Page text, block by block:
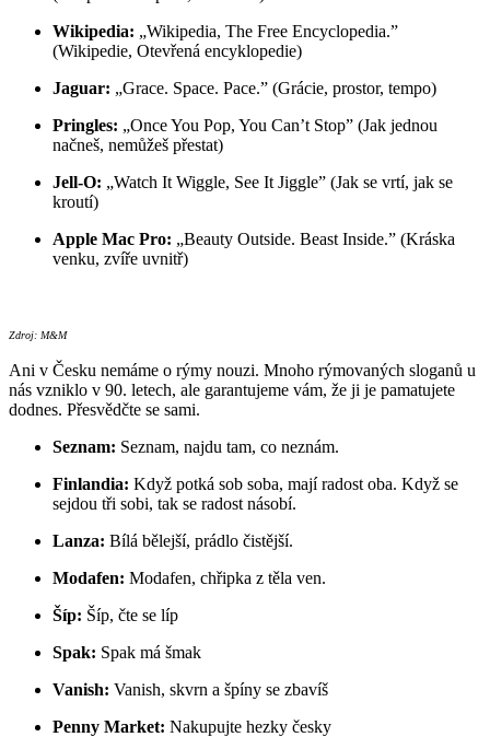
Wikipedia: „Wikipedia, The Free Encyclopedia.”
(Wikipedie, Otevřená encyklopedie)
Jaguar: „Grace. Space. Pace.” (Grácie, prostor, tempo)
Pringles: „Once You Pop, You Can’t Stop” (Jak jednou
načneš, nemůžeš přestat)
Jell-O: „Watch It Wiggle, See It Jiggle” (Jak se vrtí, jak se
kroutí)
Apple Mac Pro: „Beauty Outside. Beast Inside.” (Kráska
venku, zvíře uvnitř)
Zdroj: M&M
Ani v Česku nemáme o rýmy nouzi. Mnoho rýmovaných sloganů u
nás vzniklo v 90. letech, ale garantujeme vám, že ji je pamatujete
dodnes. Přesvědčte se sami.
Seznam: Seznam, najdu tam, co neznám.
Finlandia: Když potká sob soba, mají radost oba. Když se
sejdou tři sobi, tak se radost násobí.
Lanza: Bílá bělejší, prádlo čistější.
Modafen: Modafen, chřipka z těla ven.
Šíp: Šíp, čte se líp
Spak: Spak má šmak
Vanish: Vanish, skvrn a špíny se zbavíš
Penny Market: Nakupujte hezky česky